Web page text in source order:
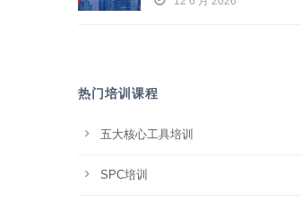
热门培训课程
五大核心工具培训
SPC培训